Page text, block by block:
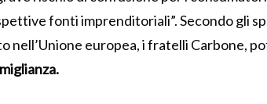
fonti imprenditoriali”. Secondo gli
nell’Unione europea, i fratelli Carbone,